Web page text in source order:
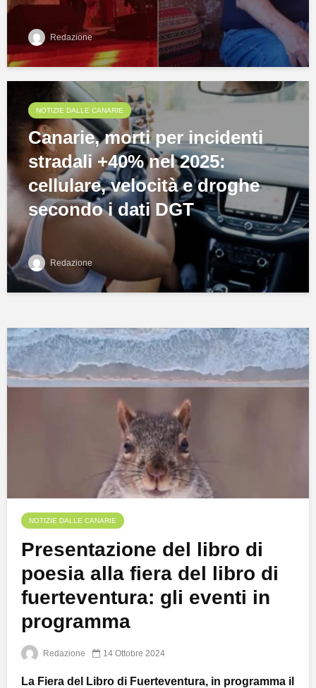
Redazione
NOTIZIE DALLE CANARIE
Canarie, morti per incidenti
stradali +40% nel 2025:
cellulare, velocità e droghe
secondo i dati DGT
Redazione
NOTIZIE DALLE CANARIE
Presentazione del libro di
poesia alla fiera del libro di
fuerteventura: gli eventi in
programma
Redazione 14 Ottobre 2024
La Fiera del Libro di Fuerteventura, in programma il